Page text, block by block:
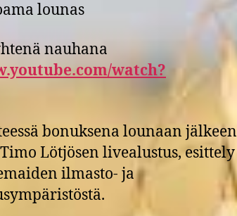
lounas
nauhana
watch?
bonuksena lounaan jälkeen
Lötjösen livealustus, esittely
ilmasto- ja